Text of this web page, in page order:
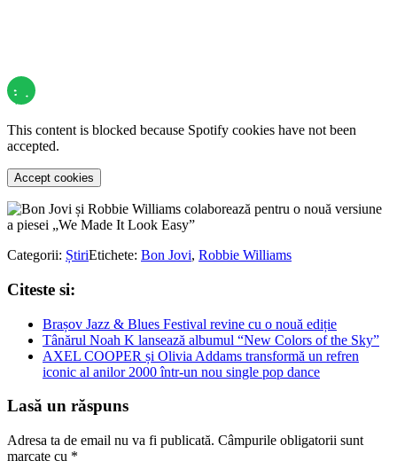
This content is blocked because Spotify cookies have not been
accepted.
Accept cookies
Categorii: ȘtiriEtichete: Bon Jovi, Robbie Williams
Citeste si:
Brașov Jazz & Blues Festival revine cu o nouă ediție
Tânărul Noah K lansează albumul “New Colors of the Sky”
AXEL COOPER și Olivia Addams transformă un refren
iconic al anilor 2000 într-un nou single pop dance
Lasă un răspuns
Adresa ta de email nu va fi publicată. Câmpurile obligatorii sunt
marcate cu *